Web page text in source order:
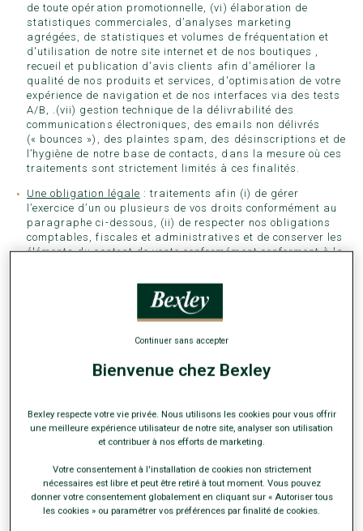
de toute opération promotionnelle, (vi) élaboration de
statistiques commerciales, d’analyses marketing
agrégées, de statistiques et volumes de fréquentation et
d'utilisation de notre site internet et de nos boutiques ,
recueil et publication d'avis clients afin d'améliorer la
qualité de nos produits et services, d'optimisation de votre
expérience de navigation et de nos interfaces via des tests
A/B, .(vii) gestion technique de la délivrabilité des
communications électroniques, des emails non délivrés
(« bounces »), des plaintes spam, des désinscriptions et de
l’hygiène de notre base de contacts, dans la mesure où ces
traitements sont strictement limités à ces finalités.
Une obligation légale : traitements afin (i) de gérer
l’exercice d’un ou plusieurs de vos droits conformément au
paragraphe ci-dessous, (ii) de respecter nos obligations
comptables, fiscales et administratives et de conserver les
éléments du contrat de vente conformément conforment à la
ALLEZ-VOUS RECEVOIR DE LA
PUBLICITE DE LA PART DE BEXLEY ?
BEXLEY peut vous adresser des communications
fidélité et opérations commerciales.
nous pouvons vous adresser des offres commerciales portant
sur des produits analogues à ceux que vous avez déjà
achetés auprès de BEXLEY, par email, SMS, courrier postal.
gratuitement, à tout moment et sans motif via le lien de
désinscription figurant dans les communications concernées
ou via votre
Espace Client rubrique Ma Newsletter
ou en
Bienvenue chez Bexley
Bexley respecte votre vie privée. Nous utilisons les cookies pour vous offrir
une meilleure expérience utilisateur de notre site, analyser son utilisation
et contribuer à nos efforts de marketing.
Votre consentement à l'installation de cookies non strictement
nécessaires est libre et peut être retiré à tout moment. Vous pouvez
donner votre consentement globalement en cliquant sur « Autoriser tous
les cookies » ou paramétrer vos préférences par finalité de cookies.
Continuer sans accepter